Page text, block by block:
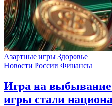
Азартные игры Здоровье
Новости России Финансы
Игра на
игры стали